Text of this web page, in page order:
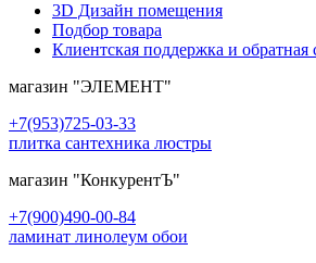
3D Дизайн помещения
Подбор товара
Клиентская поддержка и обратная
магазин "ЭЛЕМЕНТ"
+7(953)725-03-33
плитка сантехника люстры
магазин "КонкурентЪ"
+7(900)490-00-84
ламинат линолеум обои